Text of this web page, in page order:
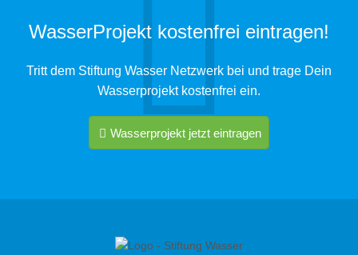
WasserProjekt kostenfrei eintragen!
Tritt dem Stiftung Wasser Netzwerk bei und trage Dein
Wasserprojekt kostenfrei ein.
Wasserprojekt jetzt eintragen